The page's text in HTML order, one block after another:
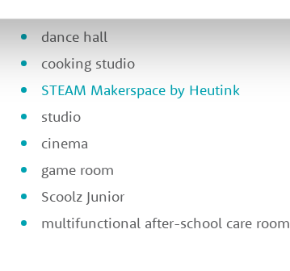
dance hall
cooking studio
STEAM Makerspace by Heutink
studio
cinema
game room
Scoolz Junior
multifunctional after-school care room